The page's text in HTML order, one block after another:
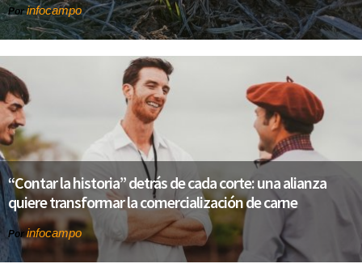
Porinfocampo
“Contar la historia” detrás de cada corte: una alianza
quiere transformar la comercialización de carne
Porinfocampo